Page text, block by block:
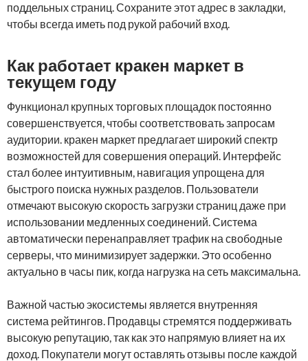
поддельных страниц. Сохраните этот адрес в закладки,
чтобы всегда иметь под рукой рабочий вход.
Как работает кракен маркет в
текущем году
Функционал крупных торговых площадок постоянно
совершенствуется, чтобы соответствовать запросам
аудитории. кракен маркет предлагает широкий спектр
возможностей для совершения операций. Интерфейс
стал более интуитивным, навигация упрощена для
быстрого поиска нужных разделов. Пользователи
отмечают высокую скорость загрузки страниц даже при
использовании медленных соединений. Система
автоматически перенаправляет трафик на свободные
серверы, что минимизирует задержки. Это особенно
актуально в часы пик, когда нагрузка на сеть максимальна.
Важной частью экосистемы является внутренняя
система рейтингов. Продавцы стремятся поддерживать
высокую репутацию, так как это напрямую влияет на их
доход. Покупатели могут оставлять отзывы после каждой